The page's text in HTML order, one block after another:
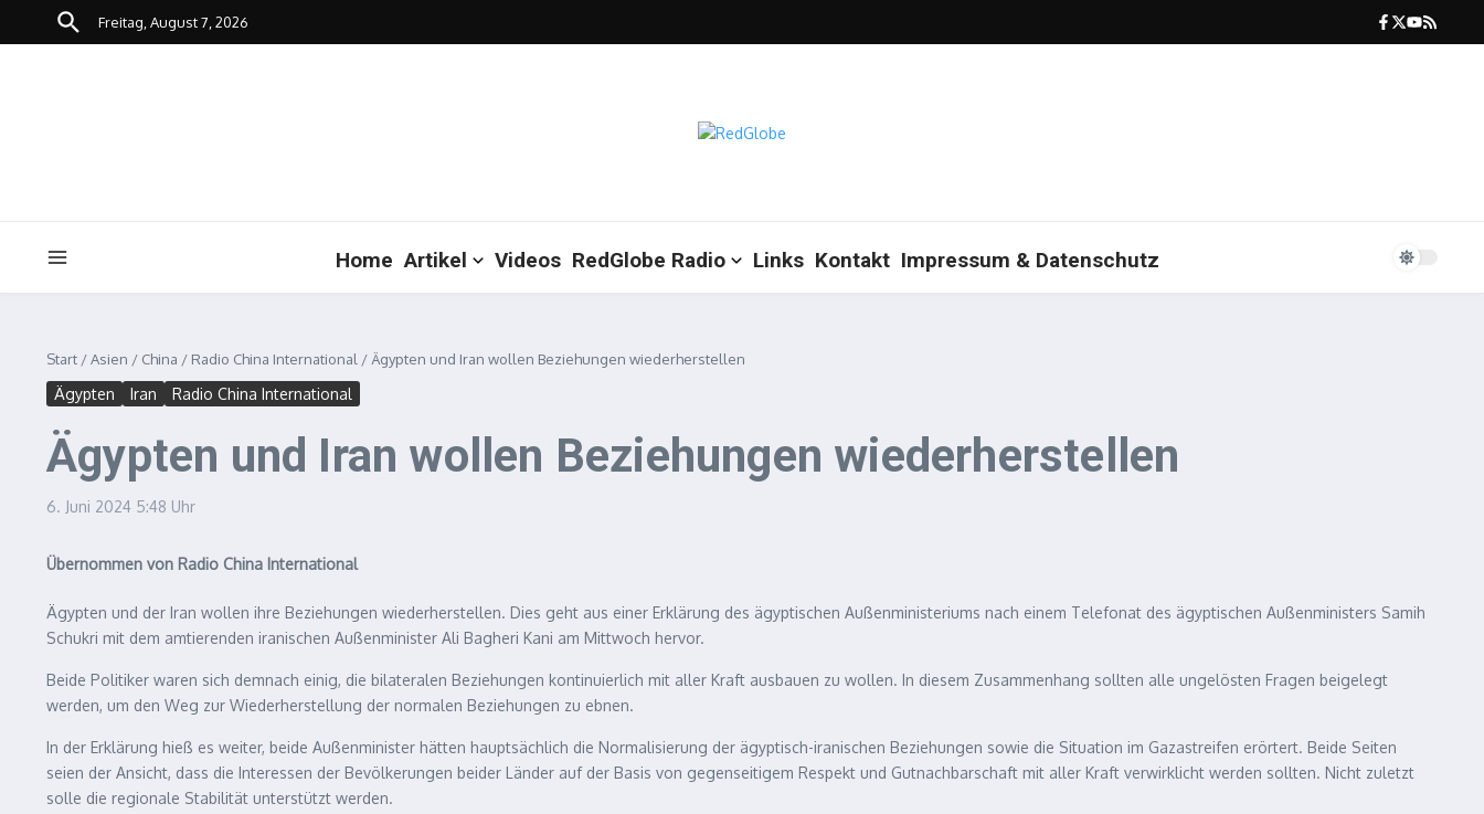
Zum Inhalt springen
Freitag, August 7, 2026
Home Artikel Videos RedGlobe Radio Links Kontakt Impressum & Datenschutz
Start /Asien / China / Radio China International / Ägypten und Iran wollen Beziehungen wiederherstellen
Ägypten Iran Radio China International
Ägypten und Iran wollen Beziehungen wiederherstellen
6. Juni 2024 5:48 Uhr
Übernommen von Radio China International
Ägypten und der Iran wollen ihre Beziehungen wiederherstellen. Dies geht aus einer Erklärung des ägyptischen Außenministeriums nach einem Telefonat des ägyptischen Außenministers Samih
Schukri mit dem amtierenden iranischen Außenminister Ali Bagheri Kani am Mittwoch hervor.
Beide Politiker waren sich demnach einig, die bilateralen Beziehungen kontinuierlich mit aller Kraft ausbauen zu wollen. In diesem Zusammenhang sollten alle ungelösten Fragen beigelegt
werden, um den Weg zur Wiederherstellung der normalen Beziehungen zu ebnen.
In der Erklärung hieß es weiter, beide Außenminister hätten hauptsächlich die Normalisierung der ägyptisch-iranischen Beziehungen sowie die Situation im Gazastreifen erörtert. Beide Seiten
seien der Ansicht, dass die Interessen der Bevölkerungen beider Länder auf der Basis von gegenseitigem Respekt und Gutnachbarschaft mit aller Kraft verwirklicht werden sollten. Nicht zuletzt
solle die regionale Stabilität unterstützt werden.